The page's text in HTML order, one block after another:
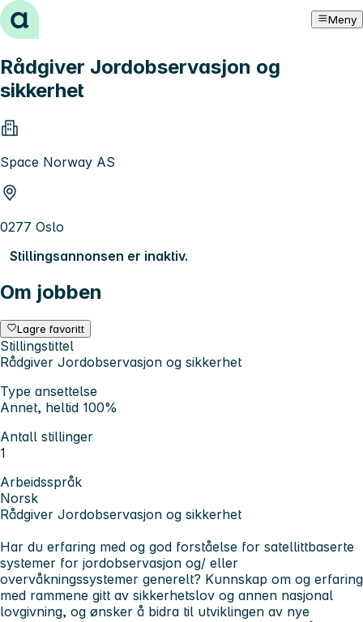
Hopp til innhold Meny
Rådgiver Jordobservasjon og
sikkerhet
Space Norway AS
0277 Oslo
Stillingsannonsen er inaktiv.
Om jobben
Lagre favoritt
Stillingstittel
Rådgiver Jordobservasjon og sikkerhet
Type ansettelse
Annet, heltid 100%
Antall stillinger
1
Arbeidsspråk
Norsk
Rådgiver Jordobservasjon og sikkerhet
Har du erfaring med og god forståelse for satellittbaserte
systemer for jordobservasjon og/ eller
overvåkningssystemer generelt? Kunnskap om og erfaring
med rammene gitt av sikkerhetslov og annen nasjonal
lovgivning, og ønsker å bidra til utviklingen av nye